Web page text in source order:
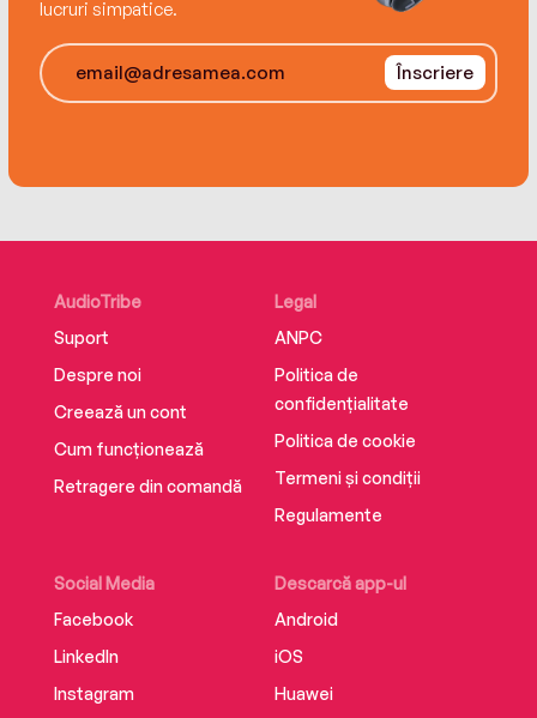
lucruri simpatice.
Înscriere
AudioTribe
Suport
Despre noi
Creează un cont
Cum funcționează
Retragere din comandă
Social Media
Facebook
LinkedIn
Instagram
Descarcă app-ul
Android
iOS
Huawei
Legal
ANPC
Politica de
confidențialitate
Politica de cookie
Termeni și condiții
Regulamente